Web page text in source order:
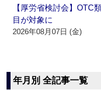
【厚労省検討会】OTC
目が対象に
2026年08月07日 (金)
年月別 全記事一覧